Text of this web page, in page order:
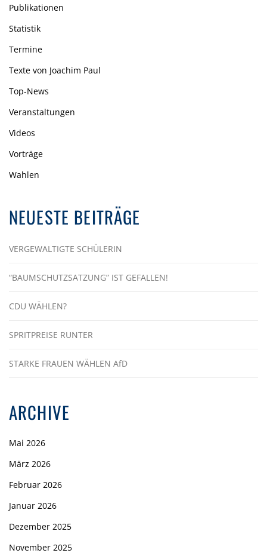
Publikationen
Statistik
Termine
Texte von Joachim Paul
Top-News
Veranstaltungen
Videos
Vorträge
Wahlen
NEUESTE BEITRÄGE
VERGEWALTIGTE SCHÜLERIN
“BAUMSCHUTZSATZUNG” IST GEFALLEN!
CDU WÄHLEN?
SPRITPREISE RUNTER
STARKE FRAUEN WÄHLEN AfD
ARCHIVE
Mai 2026
März 2026
Februar 2026
Januar 2026
Dezember 2025
November 2025